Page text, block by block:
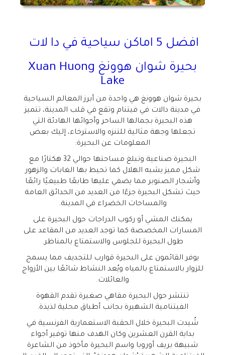
افضل 5 اماكن سياحية في دا لات
بحيرة شوان هوونغ Xuan Huong
Lake
بحيرة شوان هوونغ هي واحدة من أبرز المعالم السياحية
في مدينة دالات في فيتنام وتقع في قلب المدينة، تتميز
هذه البحيرة بجمالها الساحر وأجوائها الهادئة التي
تجعلها وجهة مثالية للتنزه والاسترخاء، إليك بعض
المعلومات عن البحيرة:
البحيرة صناعية وتبلغ مساحتها حوالي 32 هكتارًا مع
شكل مميز يشبه الهلال كما تحيط بها الغابات والزهور
وأشجار الصنوبر مما يضفي عليها طابعًا طبيعيًا رائعًا
حيث تشكل البحيرة جزءًا من العديد من الحدائق العامة
والمساحات الخضراء في المدينة.
يمكنك المشي أو ركوب الدراجات حول البحيرة على
المسارات المخصصة كما توجد العديد من المقاعد على
طول البحيرة للجلوس والاستمتاع بالمناظر.
يوفر القائمون على البحيرة قوارب للتجديف مما يسمح
للزوار بالاستمتاع بالمياه ويُعد النشاط شائعًا بين الأزواج
والعائلات.
تنتشر حول البحيرة مقاهي صغيرة تقدم القهوة
الفيتنامية الشهيرة بجانب أطباق محلية لذيذة.
شُيدت البحيرة خلال الحقبة الاستعمارية الفرنسية في
بداية القرن العشرين وكان الهدف منها توفير أجواء
شبيهة بريف أوروبا واسم البحيرة مأخوذ من الشاعرة